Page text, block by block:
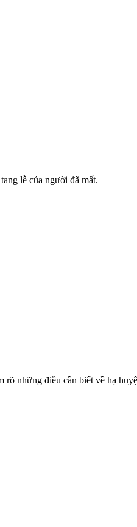
lễ của người đã mất.
rõ những điều cần biết về hạ